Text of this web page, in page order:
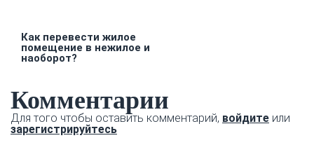
Как перевести жилое
помещение в нежилое и
наоборот?
Комментарии
Для того чтобы оставить комментарий, войдите или
зарегистрируйтесь